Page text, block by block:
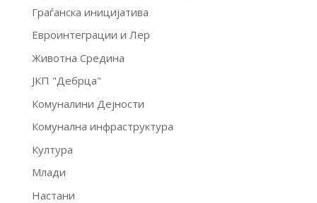
Граѓанска иницијатива
Евроинтеграции и Лер
Животна Средина
ЈКП "Дебрца"
Комуналини Дејности
Комунална инфраструктура
Култура
Млади
Настани